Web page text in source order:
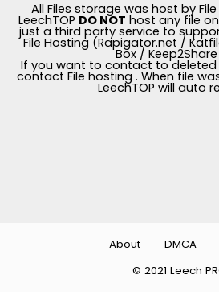
All Files storage was host by
LeechTOP DO NOT host any file on
just a third party service to
File Hosting (Rapigator.net /
Box / Keep2Share
If you want to contact to deleted
contact File hosting . When file
LeechTOP will auto
© 2021 Leech
About DMCA